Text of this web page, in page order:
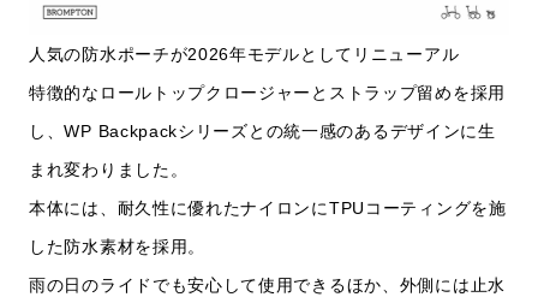
人気の防水ポーチが2026年モデルとしてリニューアル
特徴的なロールトップクロージャーとストラップ留めを採用
し、WP Backpackシリーズとの統一感のあるデザインに生
まれ変わりました。
本体には、耐久性に優れたナイロンにTPUコーティングを施
した防水素材を採用。
雨の日のライドでも安心して使用できるほか、外側には止水